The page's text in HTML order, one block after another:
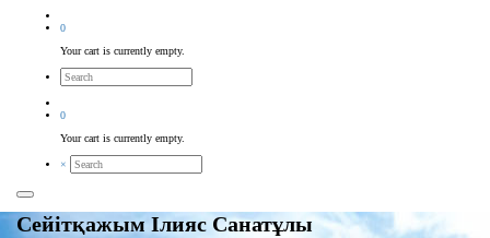
0
Your cart is currently empty.
0
Your cart is currently empty.
×
Сейітқажым Ілияс Санатұлы